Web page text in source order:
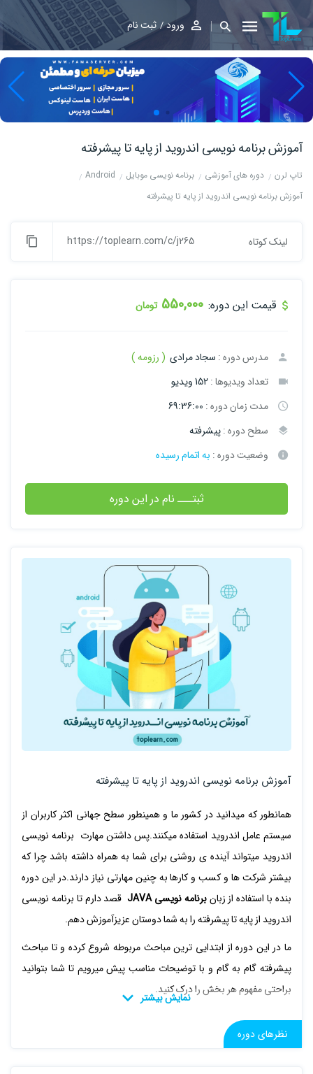
ورود ثبت نام
آموزش برنامه نویسی اندروید از پایه تا پیشرفته
تاپ لرن دوره های آموزشی برنامه نویسی موبایل
Android
آموزش برنامه نویسی اندروید از پایه تا پیشرفته
لینک کوتاه https://toplearn.com/c/j265
قیمت این دوره: 550,000 تومان
مدرس دوره : سجاد مرادی ( رزومه )
تعداد ویدیوها :152 ویدیو
مدت زمان دوره : 69:36:00
سطح دوره :پیشرفته
وضعیت دوره : به اتمام رسیده
ثبتـــ نام در این دوره
آموزش برنامه نویسی اندروید از پایه تا پیشرفته
همانطور که میدانید در کشور ما و همینطور سطح جهانی اکثر کاربران از
سیستم عامل اندروید استفاده میکنند.پس داشتن مهارت برنامه نویسی
اندروید میتواند آینده ی روشنی برای شما به همراه داشته باشد چرا که
بیشتر شرکت ها و کسب و کارها به چنین مهارتی نیاز دارند.در این دوره
بنده با استفاده از زبانبرنامه نویسی JAVA
قصد دارم تا برنامه نویسی
اندروید از پایه تا پیشرفته را به شما دوستان عزیزآموزش دهم.
ما در این دوره از ابتدایی ترین مباحث مربوطه شروع کرده و تا مباحث
پیشرفته گام به گام و با توضیحات مناسب پیش میرویم تا شما بتوانید
براحتی مفهوم هر بخش را درک کنید.
برخی از مباحثی که در این دوره آموزش داده خواهند شد(بدون ترتیب
آموزش دادن) :
نظرهای دوره